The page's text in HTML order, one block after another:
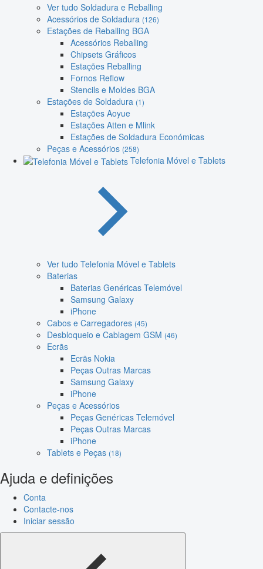
Ver tudo Soldadura e Reballing
Acessórios de Soldadura (126)
Estações de Reballing BGA
Acessórios Reballing
Chipsets Gráficos
Estações Reballing
Fornos Reflow
Stencils e Moldes BGA
Estações de Soldadura (1)
Estações Aoyue
Estações Atten e Mlink
Estações de Soldadura Económicas
Peças e Acessórios (258)
Telefonia Móvel e Tablets
Ver tudo Telefonia Móvel e Tablets
Baterias
Baterias Genéricas Telemóvel
Samsung Galaxy
iPhone
Cabos e Carregadores (45)
Desbloqueio e Cablagem GSM (46)
Ecrãs
Ecrãs Nokia
Peças Outras Marcas
Samsung Galaxy
iPhone
Peças e Acessórios
Peças Genéricas Telemóvel
Peças Outras Marcas
iPhone
Tablets e Peças (18)
Ajuda e definições
Conta
Contacte-nos
Iniciar sessão